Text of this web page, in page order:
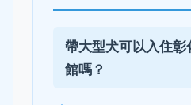
帶大型犬可以入住
館嗎？